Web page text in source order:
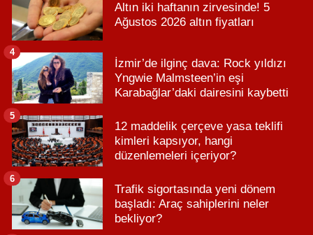
Altın iki haftanın zirvesinde! 5
Ağustos 2026 altın fiyatları
İzmir’de ilginç dava: Rock yıldızı
Yngwie Malmsteen’in eşi
Karabağlar’daki dairesini kaybetti
4
12 maddelik çerçeve yasa teklifi
kimleri kapsıyor, hangi
düzenlemeleri içeriyor?
5
Trafik sigortasında yeni dönem
başladı: Araç sahiplerini neler
bekliyor?
6